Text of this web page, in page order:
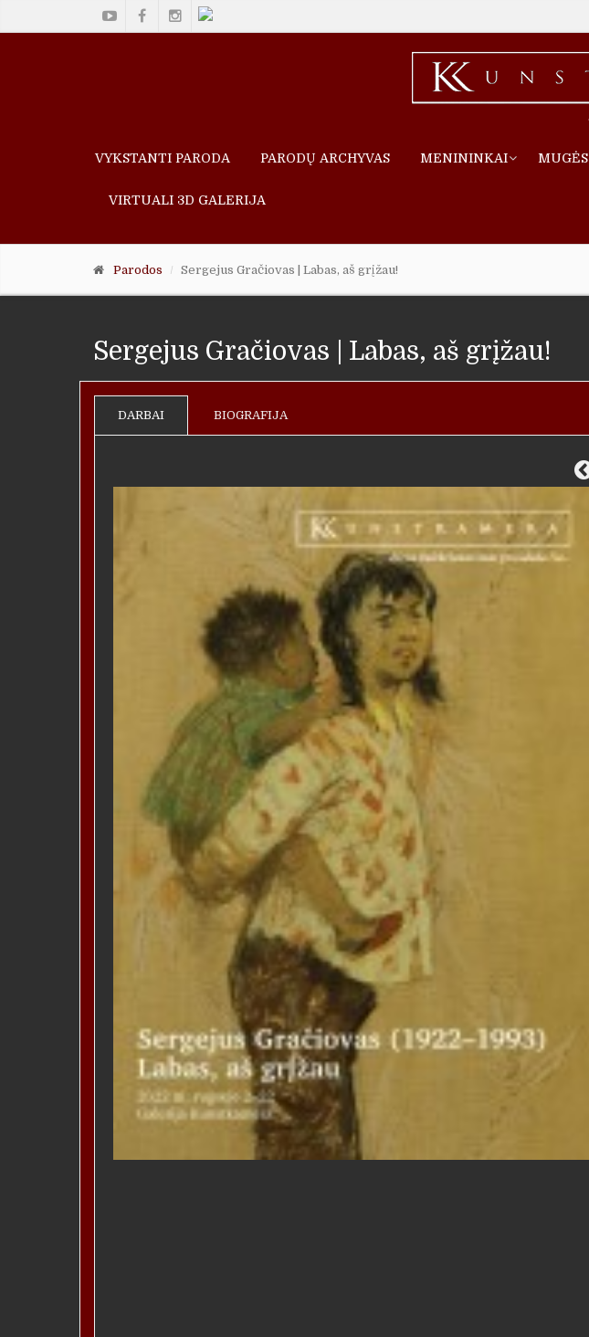
VYKSTANTI PARODA PARODŲ ARCHYVAS MENININKAI MUGĖS
VIRTUALI 3D GALERIJA
Parodos Sergejus Gračiovas | Labas, aš grįžau!
Sergejus Gračiovas | Labas, aš grįžau!
DARBAI BIOGRAFIJA